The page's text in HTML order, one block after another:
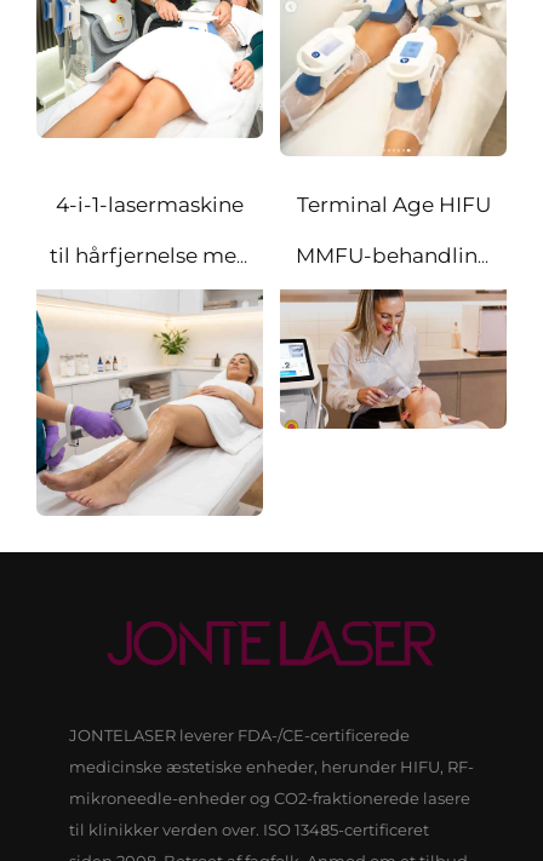
4-i-1-lasermaskine
til hårfjernelse med
FDA-certificering
Terminal Age HIFU
MMFU-behandling
med multi-stråle
fokuseret ultralyd
JONTELASER leverer FDA-/CE-certificerede
medicinske æstetiske enheder, herunder HIFU, RF-
mikroneedle-enheder og CO2-fraktionerede lasere
til klinikker verden over. ISO 13485-certificeret